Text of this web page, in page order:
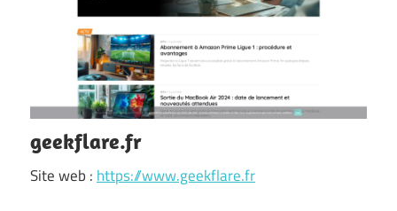
geekflare.fr
Site web : https://www.geekflare.fr